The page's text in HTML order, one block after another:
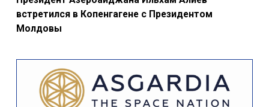
Президент Азербайджана Ильхам Алиев
встретился в Копенгагене с Президентом
Молдовы